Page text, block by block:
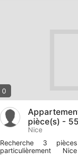
0
pièce(s) -
Nice
Recherche 3
particulièrement